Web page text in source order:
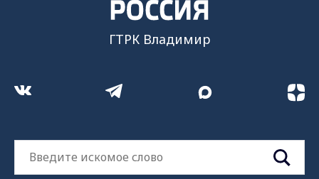
ГТРК Владимир